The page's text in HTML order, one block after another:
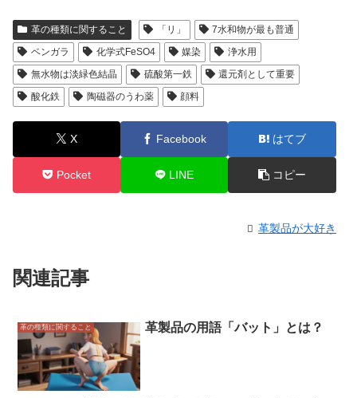
革の種類に関すること 「リ」
7水和物が最も普通
ベンガラ
化学式FeSO4 媒染
浄水用
無水物は淡緑色結晶
硫酸第一鉄
還元剤として重要
酸化鉄
陶磁器のうわ薬 顔料
X Facebook はてブ
Pocket LINE コピー
革製品が大好き
関連記事
革の種類に関すること 革製品の用語「バット」とは？